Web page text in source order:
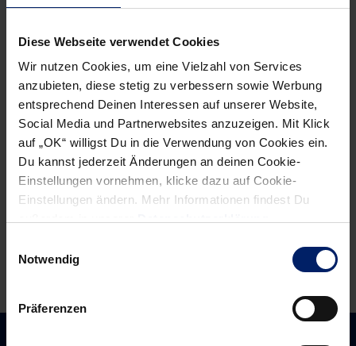
Diese Webseite verwendet Cookies
Wir nutzen Cookies, um eine Vielzahl von Services
anzubieten, diese stetig zu verbessern sowie Werbung
entsprechend Deinen Interessen auf unserer Website,
Social Media und Partnerwebsites anzuzeigen. Mit Klick
auf „OK“ willigst Du in die Verwendung von Cookies ein.
Du kannst jederzeit Änderungen an deinen Cookie-
Einstellungen vornehmen, klicke dazu auf Cookie-
Einstellungen ändern. Mehr Informationen findest Du
Notwendig
Präferenzen
navigation
previous
Schlafstörung
Routiniers
fehlen